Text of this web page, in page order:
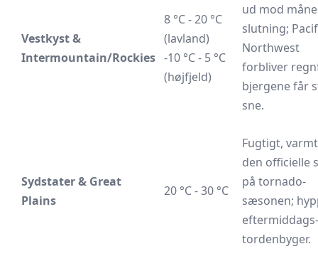
Vestkyst &
Intermountain/Rockies
8 °C - 20 °C
(lavland)
-10 °C - 5 °C
(højfjeld)
ud mod
slutning;
Northwest
forbliver
bjergene får
sne.
Sydstater & Great
Plains
20 °C - 30 °C
Fugtigt,
den officielle
på tornado-
sæsonen;
eftermiddags-
tordenbyger.